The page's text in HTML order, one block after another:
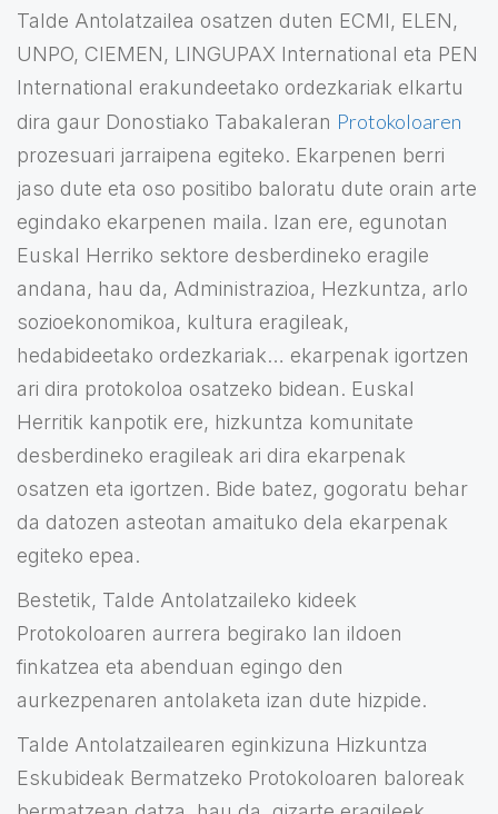
Talde Antolatzailea osatzen duten ECMI, ELEN,
UNPO, CIEMEN, LINGUPAX International eta PEN
International erakundeetako ordezkariak elkartu
dira gaur Donostiako Tabakaleran Protokoloaren
prozesuari jarraipena egiteko. Ekarpenen berri
jaso dute eta oso positibo baloratu dute orain arte
egindako ekarpenen maila. Izan ere, egunotan
Euskal Herriko sektore desberdineko eragile
andana, hau da, Administrazioa, Hezkuntza, arlo
sozioekonomikoa, kultura eragileak,
hedabideetako ordezkariak… ekarpenak igortzen
ari dira protokoloa osatzeko bidean. Euskal
Herritik kanpotik ere, hizkuntza komunitate
desberdineko eragileak ari dira ekarpenak
osatzen eta igortzen. Bide batez, gogoratu behar
da datozen asteotan amaituko dela ekarpenak
egiteko epea.
Bestetik, Talde Antolatzaileko kideek
Protokoloaren aurrera begirako lan ildoen
finkatzea eta abenduan egingo den
aurkezpenaren antolaketa izan dute hizpide.
Talde Antolatzailearen eginkizuna Hizkuntza
Eskubideak Bermatzeko Protokoloaren baloreak